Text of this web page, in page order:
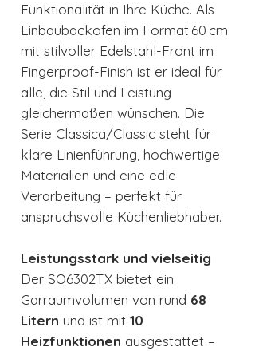
Funktionalität in Ihre Küche. Als
Einbaubackofen im Format 60 cm
mit stilvoller Edelstahl-Front im
Fingerproof-Finish ist er ideal für
alle, die Stil und Leistung
gleichermaßen wünschen. Die
Serie Classica/Classic steht für
klare Linienführung, hochwertige
Materialien und eine edle
Verarbeitung – perfekt für
anspruchsvolle Küchenliebhaber.
Leistungsstark und vielseitig
Der SO6302TX bietet ein
Garraumvolumen von rund 68
Litern und ist mit 10
Heizfunktionen ausgestattet –